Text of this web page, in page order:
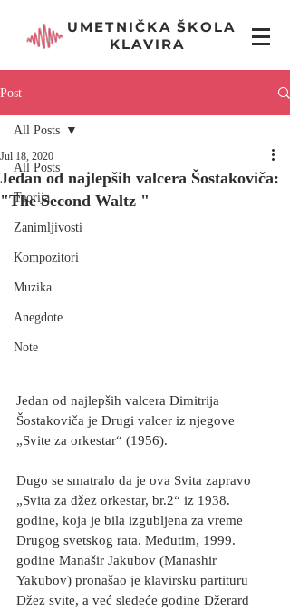
UMETNIČKA ŠKOLA
KLAVIRA
Post
All Posts
Teorija
Zanimljivosti
Kompozitori
Muzika
Anegdote
Note
All Posts
Jedan od najlepših valcera Šostakoviča:
"The Second Waltz "
Jul 18, 2020
Jedan od najlepših valcera Dimitrija
Šostakoviča je Drugi valcer iz njegove
„Svite za orkestar“ (1956).
Dugo se smatralo da je ova Svita zapravo
„Svita za džez orkestar, br.2“ iz 1938.
godine, koja je bila izgubljena za vreme
Drugog svetskog rata. Međutim, 1999.
godine Manašir Jakubov (Manashir
Yakubov) pronašao je klavirsku partituru
Džez svite, a već sledeće godine Džerard